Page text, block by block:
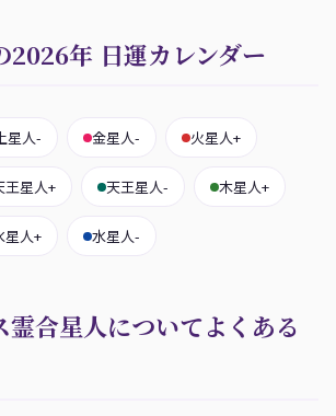
2026年 日運カレンダー
星人- 金星人- 火星人+
王星人+ 天王星人- 木星人+
星人+ 水星人-
霊合星人についてよくある